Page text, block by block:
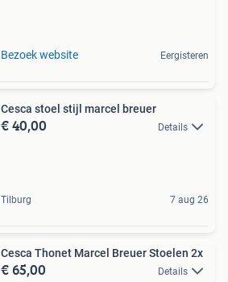
Bezoek website Eergisteren
Cesca stoel stijl marcel breuer
€ 40,00 Details
Tilburg 7 aug 26
Cesca Thonet Marcel Breuer Stoelen 2x
€ 65,00 Details